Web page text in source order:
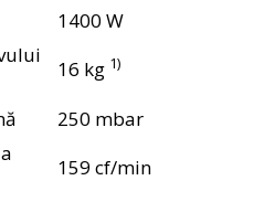
1400 W
16 kg 1)
250 mbar
159 cf/min